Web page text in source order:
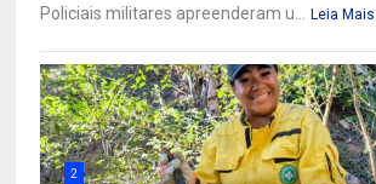
Policiais militares apreenderam u...
Leia Mais
2